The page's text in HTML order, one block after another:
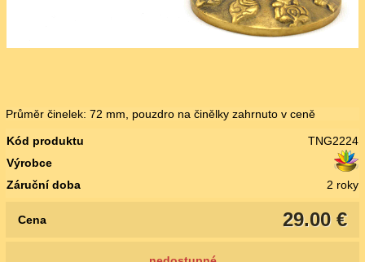
Průměr činelek: 72 mm, pouzdro na činělky zahrnuto v ceně
Kód produktu
TNG2224
Výrobce
Záruční doba
2 roky
29.00 €
Cena